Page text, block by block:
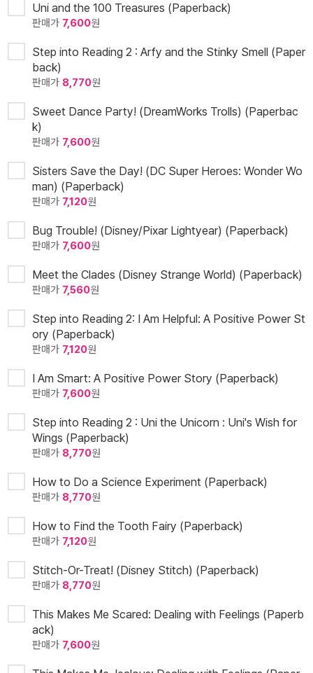
Uni and the 100 Treasures (Paperback)
판매가 7,600원
Step into Reading 2 : Arfy and the Stinky Smell (Paper
back)
판매가 8,770원
Sweet Dance Party! (DreamWorks Trolls) (Paperbac
k)
판매가 7,600원
Sisters Save the Day! (DC Super Heroes: Wonder Wo
man) (Paperback)
판매가 7,120원
Bug Trouble! (Disney/Pixar Lightyear) (Paperback)
판매가 7,600원
Meet the Clades (Disney Strange World) (Paperback)
판매가 7,560원
Step into Reading 2: I Am Helpful: A Positive Power St
ory (Paperback)
판매가 7,120원
I Am Smart: A Positive Power Story (Paperback)
판매가 7,600원
Step into Reading 2 : Uni the Unicorn : Uni's Wish for
Wings (Paperback)
판매가 8,770원
How to Do a Science Experiment (Paperback)
판매가 8,770원
How to Find the Tooth Fairy (Paperback)
판매가 7,120원
Stitch-Or-Treat! (Disney Stitch) (Paperback)
판매가 8,770원
This Makes Me Scared: Dealing with Feelings (Paperb
ack)
판매가 7,600원